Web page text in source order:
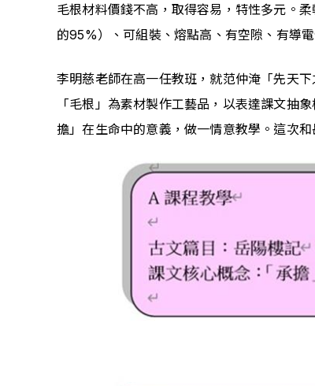
毛根材料價錢不高，取得容易，特性多元。
的95%）、可組裝、熔點高、有空隙、有導
李明慈老師在高一任教班，就范仲淹「先天
「毛根」為素材製作工藝品，以表達課文抽
擔」在生命中的意義，做一情意教學。這次